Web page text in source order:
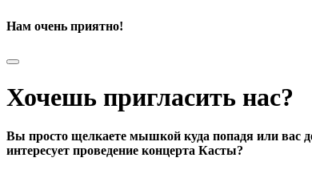
Нам очень приятно!
Хочешь пригласить нас?
Вы просто щелкаете мышкой куда попадя или вас
интересует проведение концерта Касты?